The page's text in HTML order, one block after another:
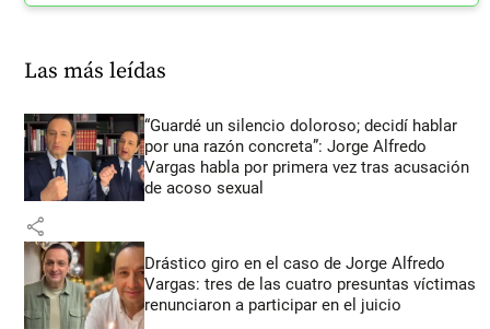
Las más leídas
“Guardé un silencio doloroso; decidí hablar
por una razón concreta”: Jorge Alfredo
Vargas habla por primera vez tras acusación
de acoso sexual
share
Drástico giro en el caso de Jorge Alfredo
Vargas: tres de las cuatro presuntas víctimas
renunciaron a participar en el juicio